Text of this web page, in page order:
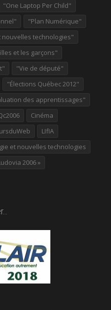
"One Laptop Per Child"
"Plan Numérique"
nouvelles technologies"
et les garçons"
"Vie de député"
"Élections Québec 2012"
des apprentissages"
Cinéma
LIfIA
et nouvelles technologies
2006 »